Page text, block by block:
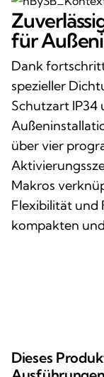
für
Dank
spezieller
Schutzart IP34
über vier
Makros
Flexibilität und
kompakten
Dieses